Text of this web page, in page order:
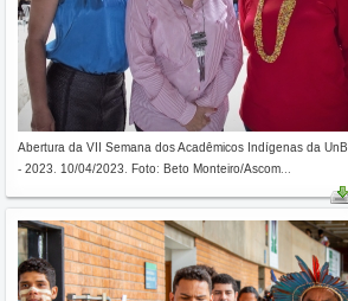
Abertura da VII Semana dos Acadêmicos Indígenas da UnB
- 2023. 10/04/2023. Foto: Beto Monteiro/Ascom...